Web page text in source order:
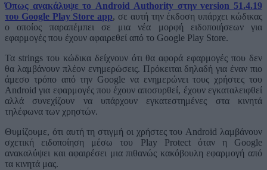
Όπως ανακάλυψε το Android Authority στην version 51.4.19
του Google Play Store app, σε αυτή την έκδοση υπάρχει κώδικας
ο οποίος παραπέμπει σε μια νέα μορφή ειδοποιήσεων για
εφαρμογές που έχουν αφαιρεθεί από το Google Play Store.
Τα strings του κώδικα δείχνουν ότι θα αφορά εφαρμογές που δεν
θα λαμβάνουν πλέον ενημερώσεις. Πρόκειται δηλαδή για έναν πιο
άμεσο τρόπο από την Google να ενημερώνει τους χρήστες του
Android για εφαρμογές που έχουν αποσυρθεί, έχουν εγκαταλειφθεί
αλλά συνεχίζουν να υπάρχουν εγκατεστημένες στα κινητά
τηλέφωνα των χρηστών.
Θυμίζουμε, ότι αυτή τη στιγμή οι χρήστες του Android λαμβάνουν
σχετική ειδοποίηση μέσω του Play Protect όταν η Google
ανακαλύψει και αφαιρέσει μια πιθανώς κακόβουλη εφαρμογή από
τα κινητά μας.